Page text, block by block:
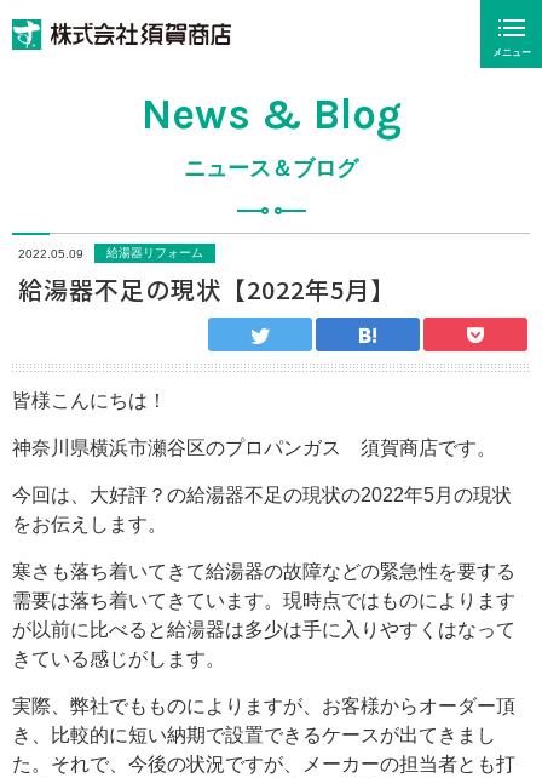
メニュー
News & Blog
ニュース＆ブログ
2022.05.09 給湯器リフォーム
給湯器不足の現状【2022年5月】
皆様こんにちは！
神奈川県横浜市瀬谷区のプロパンガス 須賀商店です。
今回は、大好評？の給湯器不足の現状の2022年5月の現状
をお伝えします。
寒さも落ち着いてきて給湯器の故障などの緊急性を要する
需要は落ち着いてきています。現時点ではものによります
が以前に比べると給湯器は多少は手に入りやすくはなって
きている感じがします。
実際、弊社でもものによりますが、お客様からオーダー頂
き、比較的に短い納期で設置できるケースが出てきまし
た。それで、今後の状況ですが、メーカーの担当者とも打